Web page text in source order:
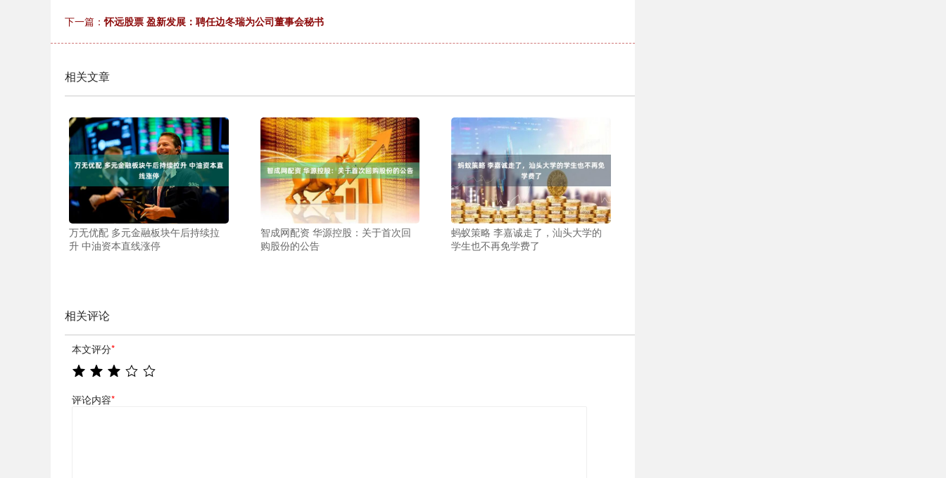
下一篇：怀远股票 盈新发展：聘任边冬瑞为公司董事会秘书
相关文章
万无优配 多元金融板块午后持续拉
升 中油资本直线涨停
智成网配资 华源控股：关于首次回
购股份的公告
蚂蚁策略 李嘉诚走了，汕头大学的
学生也不再免学费了
相关评论
本文评分*
评论内容*